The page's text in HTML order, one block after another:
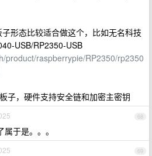
形态比较适合做这个，比如无名科技
USB/RP2350-USB
product/raspberrypie/RP2350/rp2350
子，硬件支持安全链和加密主密钥
68
于是。。。
69